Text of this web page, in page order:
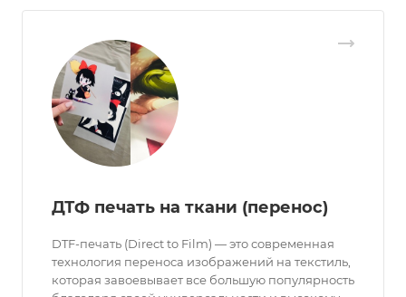
ДТФ печать на ткани (перенос)
DTF-печать (Direct to Film) — это современная
технология переноса изображений на текстиль,
которая завоевывает все большую популярность